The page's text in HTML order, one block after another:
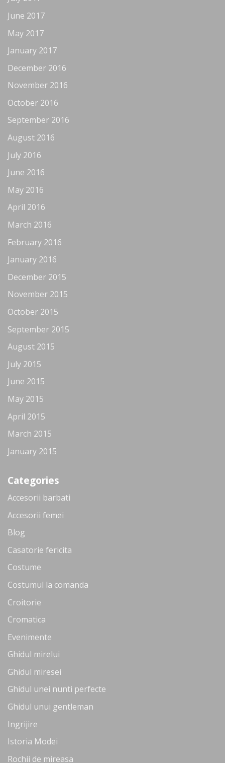
June 2017
May 2017
January 2017
December 2016
November 2016
October 2016
September 2016
August 2016
July 2016
June 2016
May 2016
April 2016
March 2016
February 2016
January 2016
December 2015
November 2015
October 2015
September 2015
August 2015
July 2015
June 2015
May 2015
April 2015
March 2015
January 2015
Categories
Accesorii barbati
Accesorii femei
Blog
Casatorie fericita
Costume
Costumul la comanda
Croitorie
Cromatica
Evenimente
Ghidul mirelui
Ghidul miresei
Ghidul unei nunti perfecte
Ghidul unui gentleman
Ingrijire
Istoria Modei
Rochii de mireasa